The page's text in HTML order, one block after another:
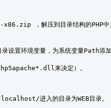
环境变量，为系统变量Path添